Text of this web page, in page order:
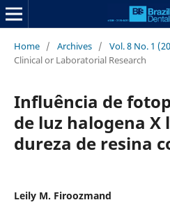
Home / Archives / Vol. 8 No. 1
Clinical or Laboratorial Research
Influência de
de luz halogena X
dureza de resina
Leily M. Firoozmand